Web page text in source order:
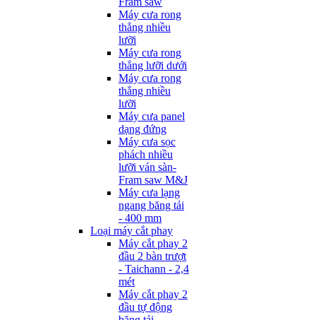
Máy cưa rong
thẳng nhiều
lưỡi
Máy cưa rong
thẳng lưỡi dưới
Máy cưa rong
thẳng nhiều
lưỡi
Máy cưa panel
dạng đứng
Máy cưa sọc
phách nhiều
lưỡi ván sàn-
Fram saw M&J
Máy cưa lạng
ngang băng tải
- 400 mm
Loại máy cắt phay
Máy cắt phay 2
đầu 2 bàn trượt
- Taichann - 2,4
mét
Máy cắt phay 2
đầu tự động